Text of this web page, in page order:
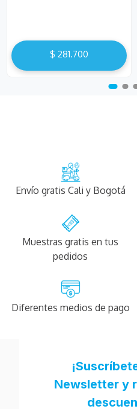
$ 281.700
Envío gratis Cali y Bogotá
Muestras gratis en tus
pedidos
Diferentes medios de pago